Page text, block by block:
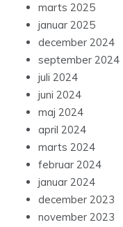
marts 2025
januar 2025
december 2024
september 2024
juli 2024
juni 2024
maj 2024
april 2024
marts 2024
februar 2024
januar 2024
december 2023
november 2023